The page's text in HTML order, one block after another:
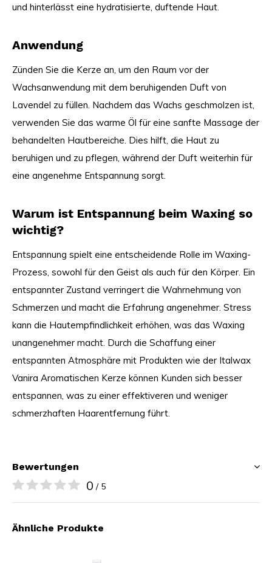
und hinterlässt eine hydratisierte, duftende Haut.
Anwendung
Zünden Sie die Kerze an, um den Raum vor der
Wachsanwendung mit dem beruhigenden Duft von
Lavendel zu füllen. Nachdem das Wachs geschmolzen ist,
verwenden Sie das warme Öl für eine sanfte Massage der
behandelten Hautbereiche. Dies hilft, die Haut zu
beruhigen und zu pflegen, während der Duft weiterhin für
eine angenehme Entspannung sorgt.
Warum ist Entspannung beim Waxing so
wichtig?
Entspannung spielt eine entscheidende Rolle im Waxing-
Prozess, sowohl für den Geist als auch für den Körper. Ein
entspannter Zustand verringert die Wahrnehmung von
Schmerzen und macht die Erfahrung angenehmer. Stress
kann die Hautempfindlichkeit erhöhen, was das Waxing
unangenehmer macht. Durch die Schaffung einer
entspannten Atmosphäre mit Produkten wie der Italwax
Vanira Aromatischen Kerze können Kunden sich besser
entspannen, was zu einer effektiveren und weniger
schmerzhaften Haarentfernung führt.
Bewertungen
0 / 5
Ähnliche Produkte